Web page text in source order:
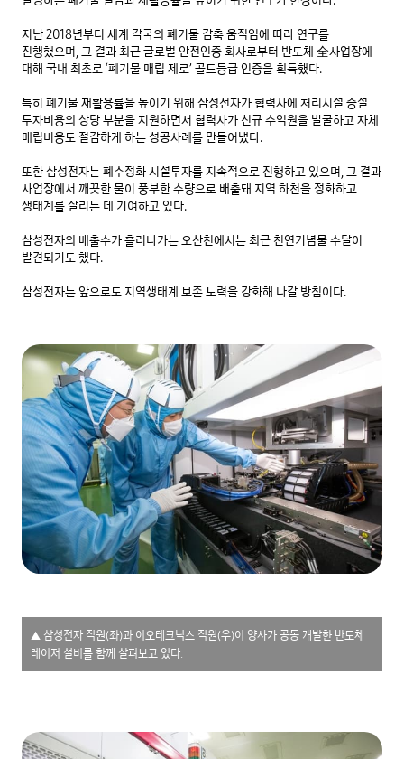
지난 2018년부터 세계 각국의 폐기물 감축 움직임에 따라 연구를
진행했으며, 그 결과 최근 글로벌 안전인증 회사로부터 반도체 全사업장에
대해 국내 최초로 ‘폐기물 매립 제로’ 골드등급 인증을 획득했다.
특히 폐기물 재활용률을 높이기 위해 삼성전자가 협력사에 처리시설 증설
투자비용의 상당 부분을 지원하면서 협력사가 신규 수익원을 발굴하고 자체
매립비용도 절감하게 하는 성공사례를 만들어냈다.
또한 삼성전자는 폐수정화 시설투자를 지속적으로 진행하고 있으며, 그 결과
사업장에서 깨끗한 물이 풍부한 수량으로 배출돼 지역 하천을 정화하고
생태계를 살리는 데 기여하고 있다.
삼성전자의 배출수가 흘러나가는 오산천에서는 최근 천연기념물 수달이
발견되기도 했다.
삼성전자는 앞으로도 지역생태계 보존 노력을 강화해 나갈 방침이다.
▲ 삼성전자 직원(좌)과 이오테크닉스 직원(우)이 양사가 공동 개발한 반도체
레이저 설비를 함께 살펴보고 있다.